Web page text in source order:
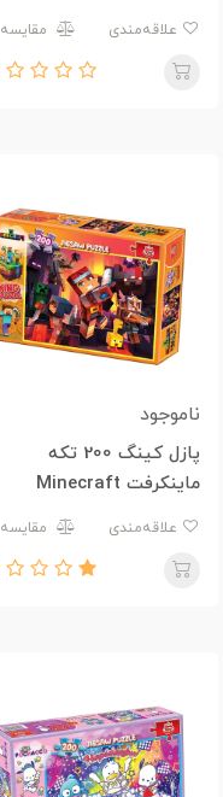
Unicorn
مقایسه
ناموجود
پازل کینگ 200 تکه
ماینکرفت Minecraft
مقایسه